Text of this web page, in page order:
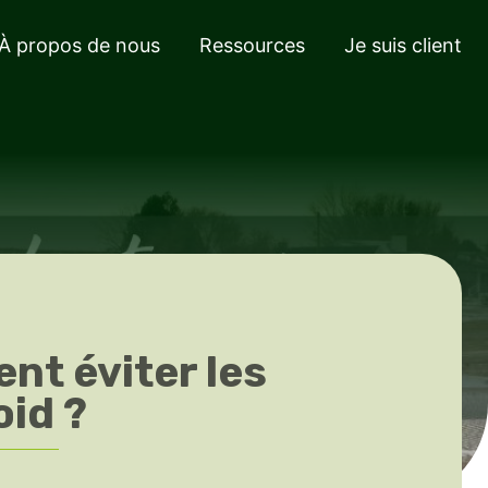
À propos de nous Ressources Je suis client
éviter les
?